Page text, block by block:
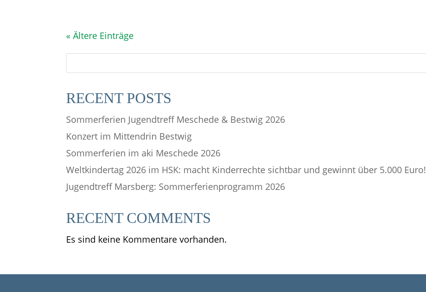
« Ältere Einträge
RECENT POSTS
Sommerferien Jugendtreff Meschede & Bestwig 2026
Konzert im Mittendrin Bestwig
Sommerferien im aki Meschede 2026
Weltkindertag 2026 im HSK: macht Kinderrechte sichtbar und gewinnt über 5.000 Euro!
Jugendtreff Marsberg: Sommerferienprogramm 2026
RECENT COMMENTS
Es sind keine Kommentare vorhanden.